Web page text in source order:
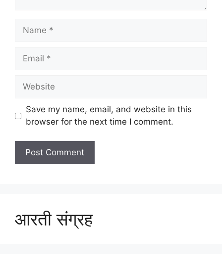
Name
Email
Website
Save my name, email, and website in this
browser for the next time I comment.
आरती संग्रह